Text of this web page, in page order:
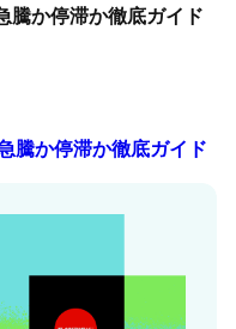
騰か停滞か徹底ガイド
騰か停滞か徹底ガイド